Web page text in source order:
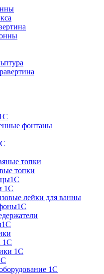
фонтаны
топки
топки
1С
лейки для ванны
1С
1С
1С